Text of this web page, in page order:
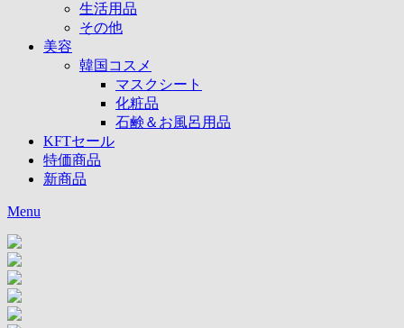
生活用品
その他
美容
韓国コスメ
マスクシート
化粧品
石鹸＆お風呂用品
KFTセール
特価商品
新商品
Menu